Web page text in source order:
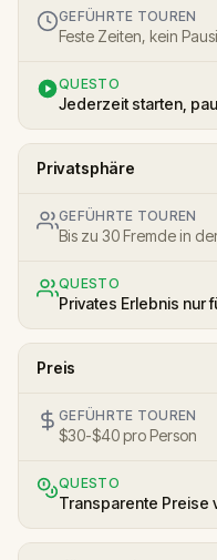
GEFÜHRTE TOUREN
Feste Zeiten, kein
QUESTO
Jederzeit starten,
Privatsphäre
GEFÜHRTE TOUREN
Bis zu 30 Fremde in
QUESTO
Privates Erlebnis nur
Preis
GEFÜHRTE TOUREN
$30-$40 pro Person
QUESTO
Transparente Preise